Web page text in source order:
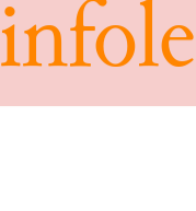
infole